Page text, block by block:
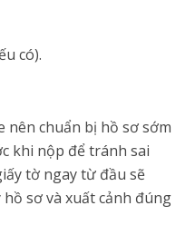
có).
chuẩn bị hồ sơ sớm
khi nộp để tránh sai
tờ ngay từ đầu sẽ
sơ và xuất cảnh đúng